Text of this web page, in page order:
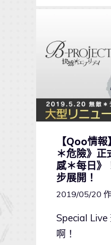
【Qoo情
＊危險》正
感＊每日》
步展開！
2019/05/20
Special
啊！